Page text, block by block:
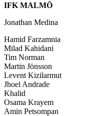
IFK MALMÖ
Jonathan Medina
Hamid Farzamnia
Milad Kahidani
Tim Norman
Martin Jönsson
Levent Kizilarmut
Jhoel Andrade
Khalid
Osama Krayem
Amin Petsompan